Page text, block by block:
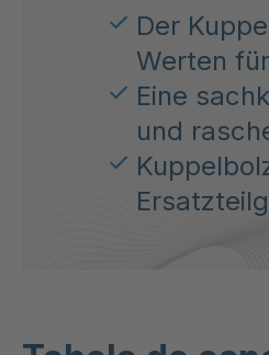
Der
Werten
Eine
und